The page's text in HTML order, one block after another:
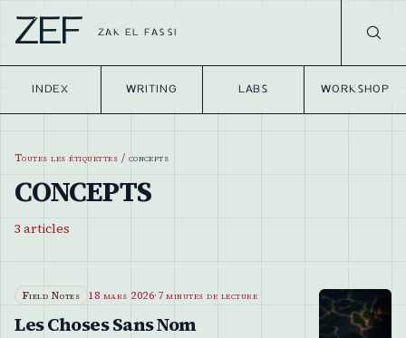
ZEF ZAK EL FASSI
INDEX WRITING LABS WORKSHOP
Toutes les étiquettes / concepts
CONCEPTS
3 articles
Field Notes 18 mars 2026·7 minutes de lecture
Les Choses Sans Nom